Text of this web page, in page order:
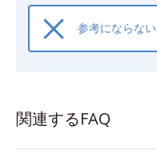
参考にならない
関連するFAQ